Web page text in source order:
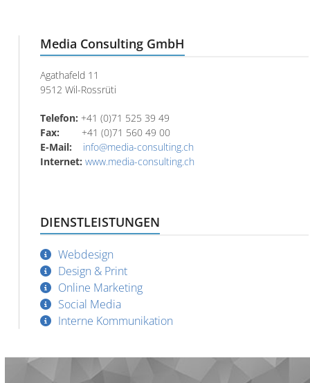
Media Consulting GmbH
Agathafeld 11
9512 Wil-Rossrüti
Telefon: +41 (0)71 525 39 49
Fax: +41 (0)71 560 49 00
E-Mail:
info@media-consulting.ch
Internet: www.media-consulting.ch
DIENSTLEISTUNGEN
Webdesign
Design & Print
Online Marketing
Social Media
Interne Kommunikation